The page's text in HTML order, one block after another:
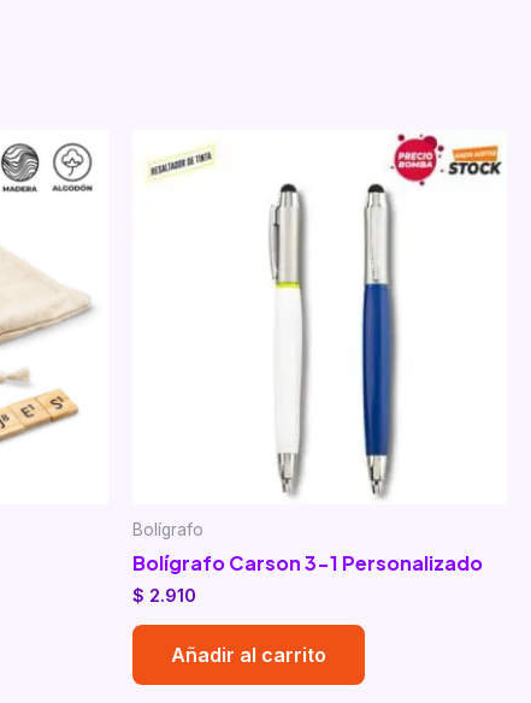
Bolígrafo
Bolígrafo Carson 3-1 Personalizado
$ 2.910
Añadir al carrito